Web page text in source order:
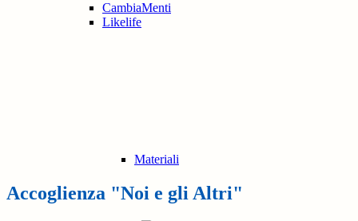
CambiaMenti
Likelife
Materiali
Accoglienza "Noi e gli Altri"